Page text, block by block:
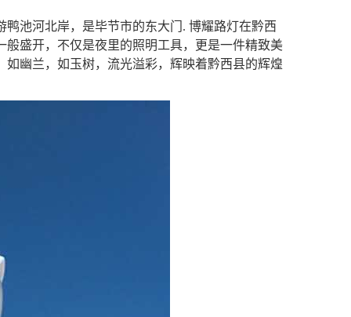
池河北岸，是毕节市的东大门. 博耀路灯在黔西
盛开，不仅是夜里的照明工具，更是一件精致美
幽兰，如玉树，流光溢彩，辉映着黔西县的辉煌